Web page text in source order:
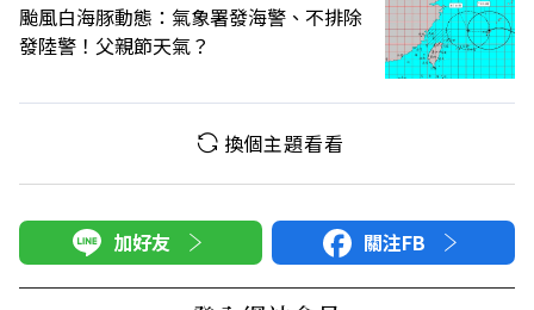
颱風白海豚動態：氣象署發海警、不排除
發陸警！父親節天氣？
換個主題看看
加好友 關注FB